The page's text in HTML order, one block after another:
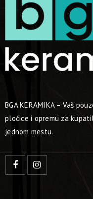
BGA KERAMIKA – Vaš
pločice i opremu za
jednom mestu.